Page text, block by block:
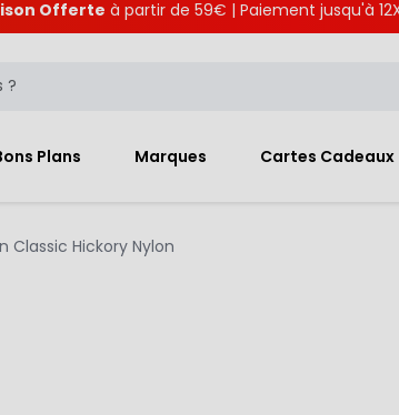
Offerte à partir de 59€ | Paiement jusqu'à
Plans Marques Cartes Cadeaux
Classic Hickory Nylon